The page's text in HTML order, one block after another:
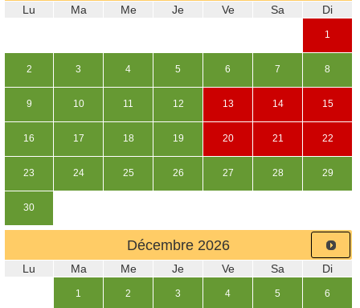
Lu Ma Me Je Ve Sa Di
1
2 3 4 5 6 7 8
9 10 11 12 13 14 15
16 17 18 19 20 21 22
23 24 25 26 27 28 29
30
Décembre 2026
Lu Ma Me Je Ve Sa Di
1 2 3 4 5 6